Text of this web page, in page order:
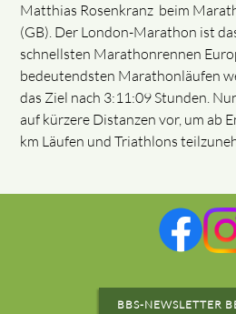
Matthias Rosenkranz beim
(GB). Der London-Marathon ist
schnellsten Marathonrennen
bedeutendsten Marathonläufen
das Ziel nach 3:11:09 Stunden.
auf kürzere Distanzen vor, um ab
km Läufen und Triathlons
BBS-NEWSLETTER